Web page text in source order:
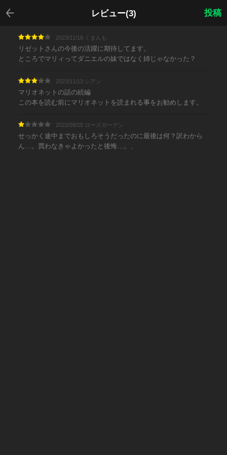
レビュー(3)
戻る
投稿
2023/11/18 くまんも
リゼットさんの今後の活躍に期待してます。
ところでマリィってダニエルの妹ではなく姉じゃなかった？
2023/11/13 シアン
マリオネットの話の続編
この本を読む前にマリオネットを読まれる事をお勧めします。
2022/09/25 ローズガーデン
せっかく途中までおもしろそうだったのに最後は何？訳わから
ん…。買わなきゃよかったと後悔…。、